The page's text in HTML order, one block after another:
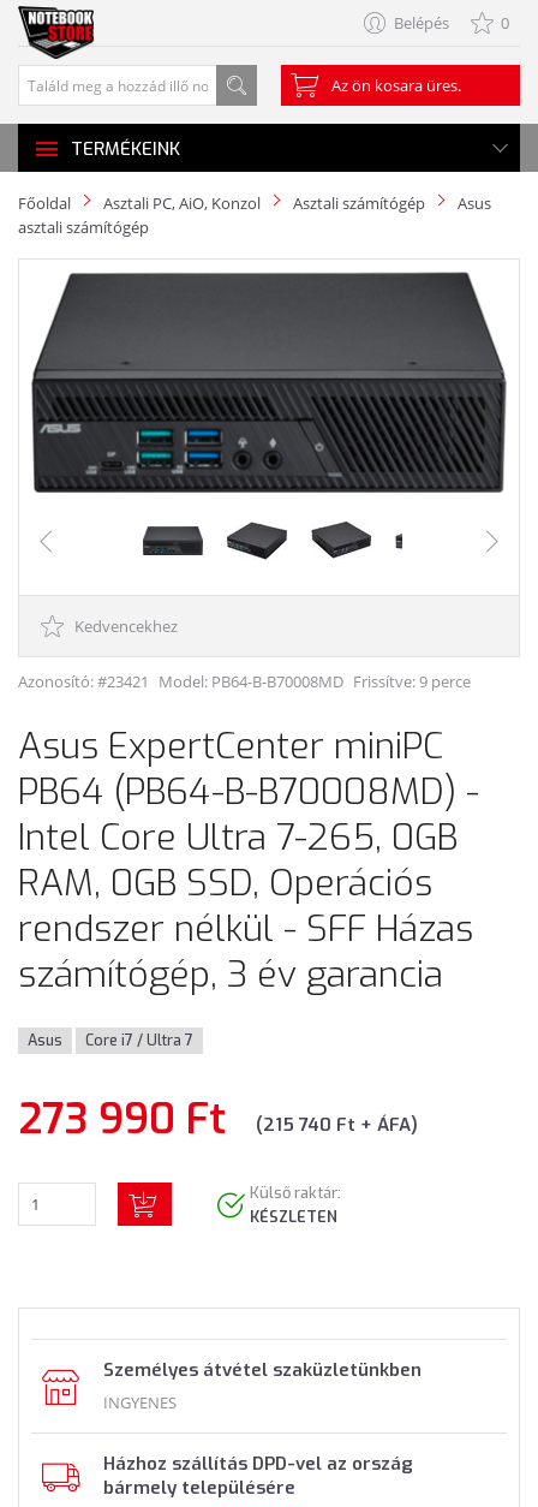
Belépés 0
Az ön kosara üres.
TERMÉKEINK
Főoldal Asztali PC, AiO, Konzol Asztali számítógép
Asus
asztali számítógép
Kedvencekhez
Azonosító: #23421 Model: PB64-B-B70008MD Frissítve: 9 perce
Asus ExpertCenter miniPC
PB64 (PB64-B-B70008MD) -
Intel Core Ultra 7-265, 0GB
RAM, 0GB SSD, Operációs
rendszer nélkül - SFF Házas
számítógép, 3 év garancia
Asus Core i7 / Ultra 7
273 990 Ft (215 740 Ft + ÁFA)
Külső raktár:
KÉSZLETEN
Személyes átvétel szaküzletünkben
INGYENES
Házhoz szállítás DPD-vel az ország
bármely településére